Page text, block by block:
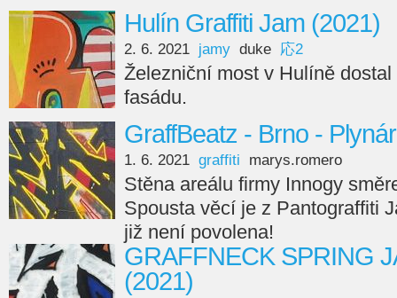
Hulín Graffiti Jam (2021)
2. 6. 2021 jamy duke 応2
Železniční most v Hulíně
fasádu.
GraffBeatz - Brno -
1. 6. 2021 graffiti marys.romero
Stěna areálu firmy Innogy
Spousta věcí je z Pantograffiti
již není povolena!
GRAFFNECK SPRING
(2021)